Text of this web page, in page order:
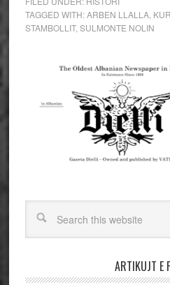
TAGGED WITH:ARBEN LLALLA,
STAMBOLLIT, SULMONTE NOLIN
ARTIKUJT E